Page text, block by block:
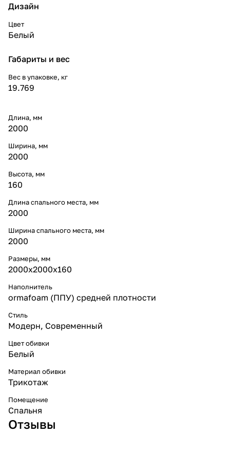
Дизайн
Цвет
Белый
Габариты и вес
Вес в упаковке, кг
19.769
Длина, мм
2000
Ширина, мм
2000
Высота, мм
160
Длина спального места, мм
2000
Ширина спального места, мм
2000
Размеры, мм
2000x2000x160
Наполнитель
оrmafoam (ППУ) средней плотности
Стиль
Модерн, Современный
Цвет обивки
Белый
Материал обивки
Трикотаж
Помещение
Спальня
Отзывы